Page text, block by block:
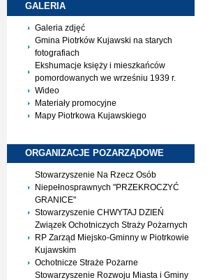
GALERIA
Galeria zdjęć
Gmina Piotrków Kujawski na starych
fotografiach
Ekshumacje księży i mieszkańców
pomordowanych we wrześniu 1939 r.
Wideo
Materiały promocyjne
Mapy Piotrkowa Kujawskiego
ORGANIZACJE POZARZĄDOWE
Stowarzyszenie Na Rzecz Osób
Niepełnosprawnych "PRZEKROCZYĆ
GRANICE"
Stowarzyszenie CHWYTAJ DZIEŃ
Związek Ochotniczych Straży Pożarnych
RP Zarząd Miejsko-Gminny w Piotrkowie
Kujawskim
Ochotnicze Straże Pożarne
Stowarzyszenie Rozwoju Miasta i Gminy